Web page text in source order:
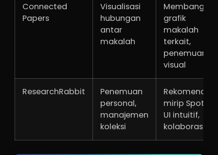
Connected
Papers
Visualisasi
hubungan
antar
makalah
Membangun
grafik
makalah
terkait,
penemuan
visual
ResearchRabbit
Penemuan
personal,
manajemen
koleksi
Rekomendasi
mirip Spotify,
UI intuitif,
kolaborasi